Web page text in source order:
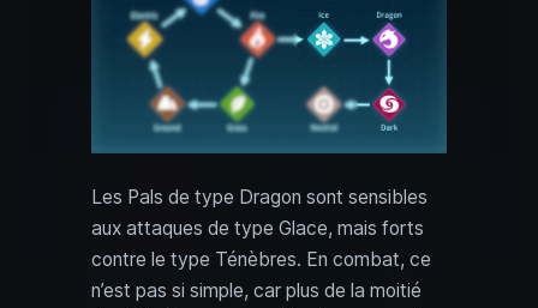
Les Pals de type Dragon sont sensibles
aux attaques de type Glace, mais forts
contre le type Ténèbres. En combat, ce
n’est pas si simple, car plus de la moitié